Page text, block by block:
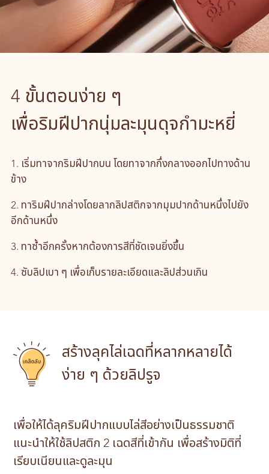
4 ขั้นตอนง่าย ๆ
เพื่อริมฝีปากนุ่มละมุนดุจกำมะหยี่
1. เริ่มทาจากริมฝีปากบน โดยทาจากกึ่งกลางออกไปทางด้าน
ข้าง
2. ทาริมฝีปากล่างโดยลากลิปสติกจากมุมปากด้านหนึ่งไปยัง
อีกด้านหนึ่ง
3. ทาซ้ำอีกครั้งหากต้องการสีที่ชัดเจนยิ่งขึ้น
4. ซับลิปเบา ๆ เพื่อเก็บรายละเอียดและลิปส่วนเกิน
สร้างลุคไล่เฉดที่หลากหลายได้
ง่าย ๆ ด้วยลิปรูจ
เพื่อให้ได้ลุคริมฝีปากแบบไล่สีอย่างเป็นธรรมชาติ
แนะนำให้ใช้ลิปสติก 2 เฉดสีที่เข้ากัน เพื่อสร้างมิติที่
เรียบเนียนและดูละมุน